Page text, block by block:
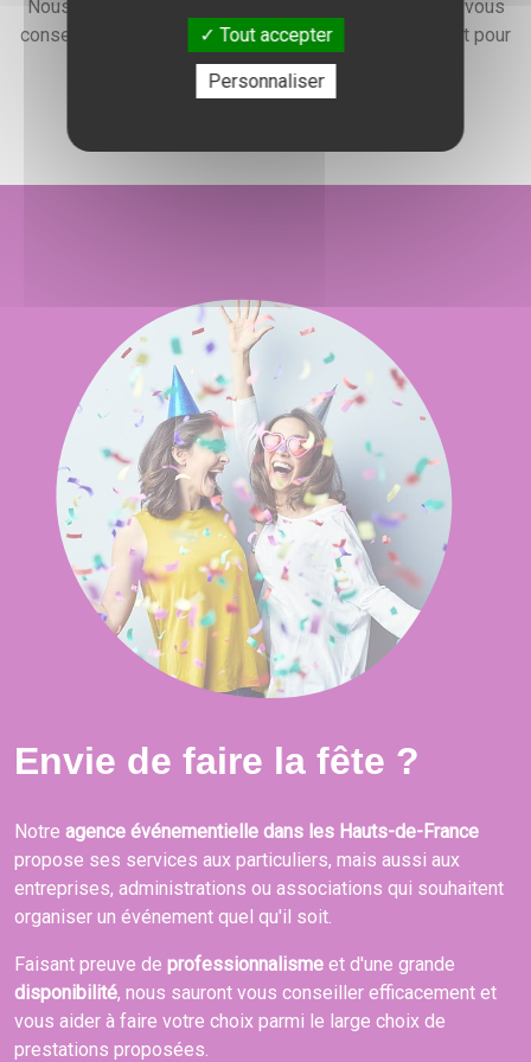
Nous faisons preuve d'une grande disponibilité pour vous
conseiller, vous renseigner et élaborer un devis gratuit pour
l'organisation de votre événement.
Envie de faire la fête ?
Notre agence événementielle dans les Hauts-de-France
propose ses services aux particuliers, mais aussi aux
entreprises, administrations ou associations qui souhaitent
organiser un événement quel qu'il soit.
Faisant preuve de professionnalisme et d'une grande
disponibilité, nous sauront vous conseiller efficacement et
vous aider à faire votre choix parmi le large choix de
prestations proposées.
Tout accepter
Personnaliser